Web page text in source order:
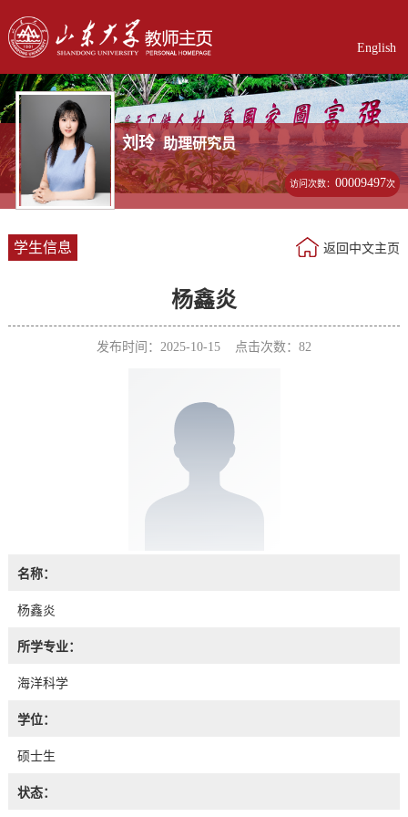
English
刘玲 助理研究员
访问次数：00009497次
学生信息 返回中文主页
杨鑫炎
发布时间：2025-10-15 点击次数： 82
名称：
杨鑫炎
所学专业：
海洋科学
学位：
硕士生
状态：